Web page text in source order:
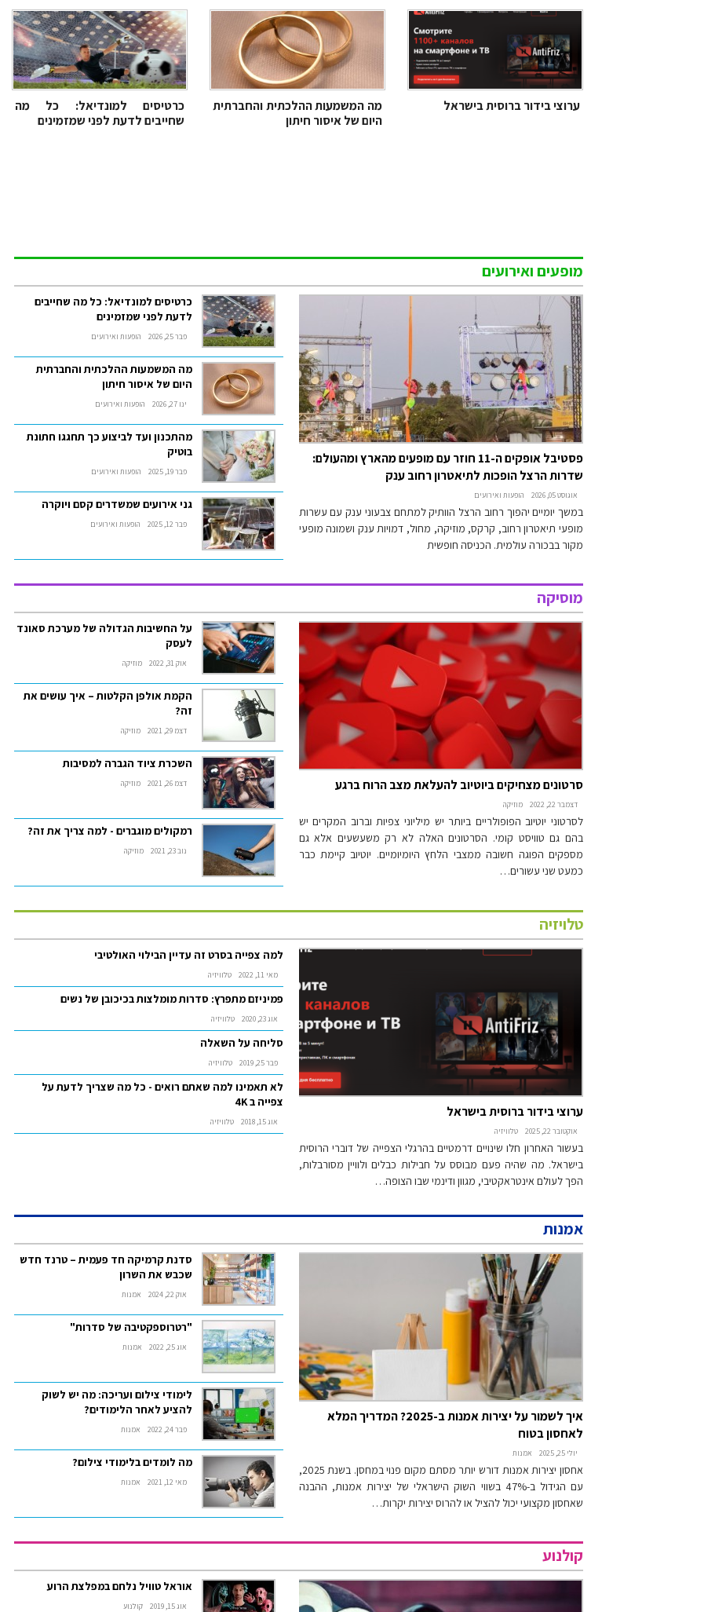
כרטיסים למונדיאל: כל מה
שחייבים לדעת לפני שמזמינים
מה המשמעות ההלכתית והחברתית
היום של איסור חיתון
ערוצי בידור ברוסית בישראל
מופעים ואירועים
פסטיבל אופקים ה-11 חוזר עם מופעים מהארץ ומהעולם:
שדרות הרצל הופכות לתיאטרון רחוב ענק
אוגוסט 05, 2026 הופעות ואירועים
במשך יומיים יהפוך רחוב הרצל הוותיק למתחם צבעוני ענק עם עשרות
מופעי תיאטרון רחוב, קרקס, מוזיקה, מחול, דמויות ענק ושמונה מופעי
מקור בבכורה עולמית. הכניסה חופשית
כרטיסים למונדיאל: כל מה שחייבים
לדעת לפני שמזמינים
פבר 25, 2026 הופעות ואירועים
מה המשמעות ההלכתית והחברתית
היום של איסור חיתון
ינו 27, 2026 הופעות ואירועים
מהתכנון ועד לביצוע כך תחגגו חתונת
בוטיק
פבר 19, 2025 הופעות ואירועים
גני אירועים שמשדרים קסם ויוקרה
פבר 12, 2025 הופעות ואירועים
מוסיקה
סרטונים מצחיקים ביוטיוב להעלאת מצב הרוח ברגע
דצמבר 22, 2022 מוזיקה
לסרטוני יוטיוב הפופולריים ביותר יש מיליוני צפיות וברוב המקרים יש
בהם גם טוויסט קומי. הסרטונים האלה לא רק משעשעים אלא גם
מספקים הפוגה חשובה ממצבי הלחץ היומיומיים. יוטיוב קיימת כבר
כמעט שני עשורים…
על החשיבות הגדולה של מערכת סאונד
לעסק
אוק 31, 2022 מוזיקה
הקמת אולפן הקלטות – איך עושים את
זה?
דצמ 29, 2021 מוזיקה
השכרת ציוד הגברה למסיבות
דצמ 26, 2021 מוזיקה
רמקולים מוגברים - למה צריך את זה?
נוב 23, 2021 מוזיקה
טלויזיה
ערוצי בידור ברוסית בישראל
אוקטובר 22, 2025 טלוויזיה
בעשור האחרון חלו שינויים דרמטיים בהרגלי הצפייה של דוברי הרוסית
בישראל. מה שהיה פעם מבוסס על חבילות כבלים ולוויין מסורבלות,
הפך לעולם אינטראקטיבי, מגוון ודינמי שבו הצופה…
למה צפייה בסרט זה עדיין הבילוי האולטיבי
מאי 11, 2022 טלוויזיה
פמיניזם מתפרץ: סדרות מומלצות בכיכובן של נשים
אוג 23, 2020 טלוויזיה
סליחה על השאלה
פבר 25, 2019 טלוויזיה
לא תאמינו למה שאתם רואים - כל מה שצריך לדעת על
צפייה ב 4K
אוג 15, 2018 טלוויזיה
אמנות
איך לשמור על יצירות אמנות ב-2025? המדריך המלא
לאחסון בטוח
יולי 25, 2025 אמנות
אחסון יצירות אמנות דורש יותר מסתם מקום פנוי במחסן. בשנת 2025,
עם הגידול ב-47% בשווי השוק הישראלי של יצירות אמנות, ההבנה
שאחסון מקצועי יכול להציל או להרוס יצירות יקרות…
סדנת קרמיקה חד פעמית – טרנד חדש
שכבש את השרון
אוק 22, 2024 אמנות
"רטרוספקטיבה של סדרות"
אוג 25, 2022 אמנות
לימודי צילום ועריכה: מה יש לשוק
להציע לאחר הלימודים?
פבר 24, 2022 אמנות
מה לומדים בלימודי צילום?
מאי 12, 2021 אמנות
קולנוע
אוראל טוויל נלחם במפלצת הרוע
אוג 15, 2019 קולנוע